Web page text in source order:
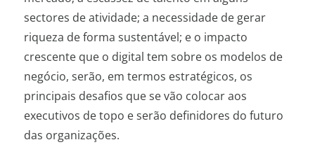
sectores de atividade; a necessidade de gerar
riqueza de forma sustentável; e o impacto
crescente que o digital tem sobre os modelos de
negócio, serão, em termos estratégicos, os
principais desafios que se vão colocar aos
executivos de topo e serão definidores do futuro
das organizações.